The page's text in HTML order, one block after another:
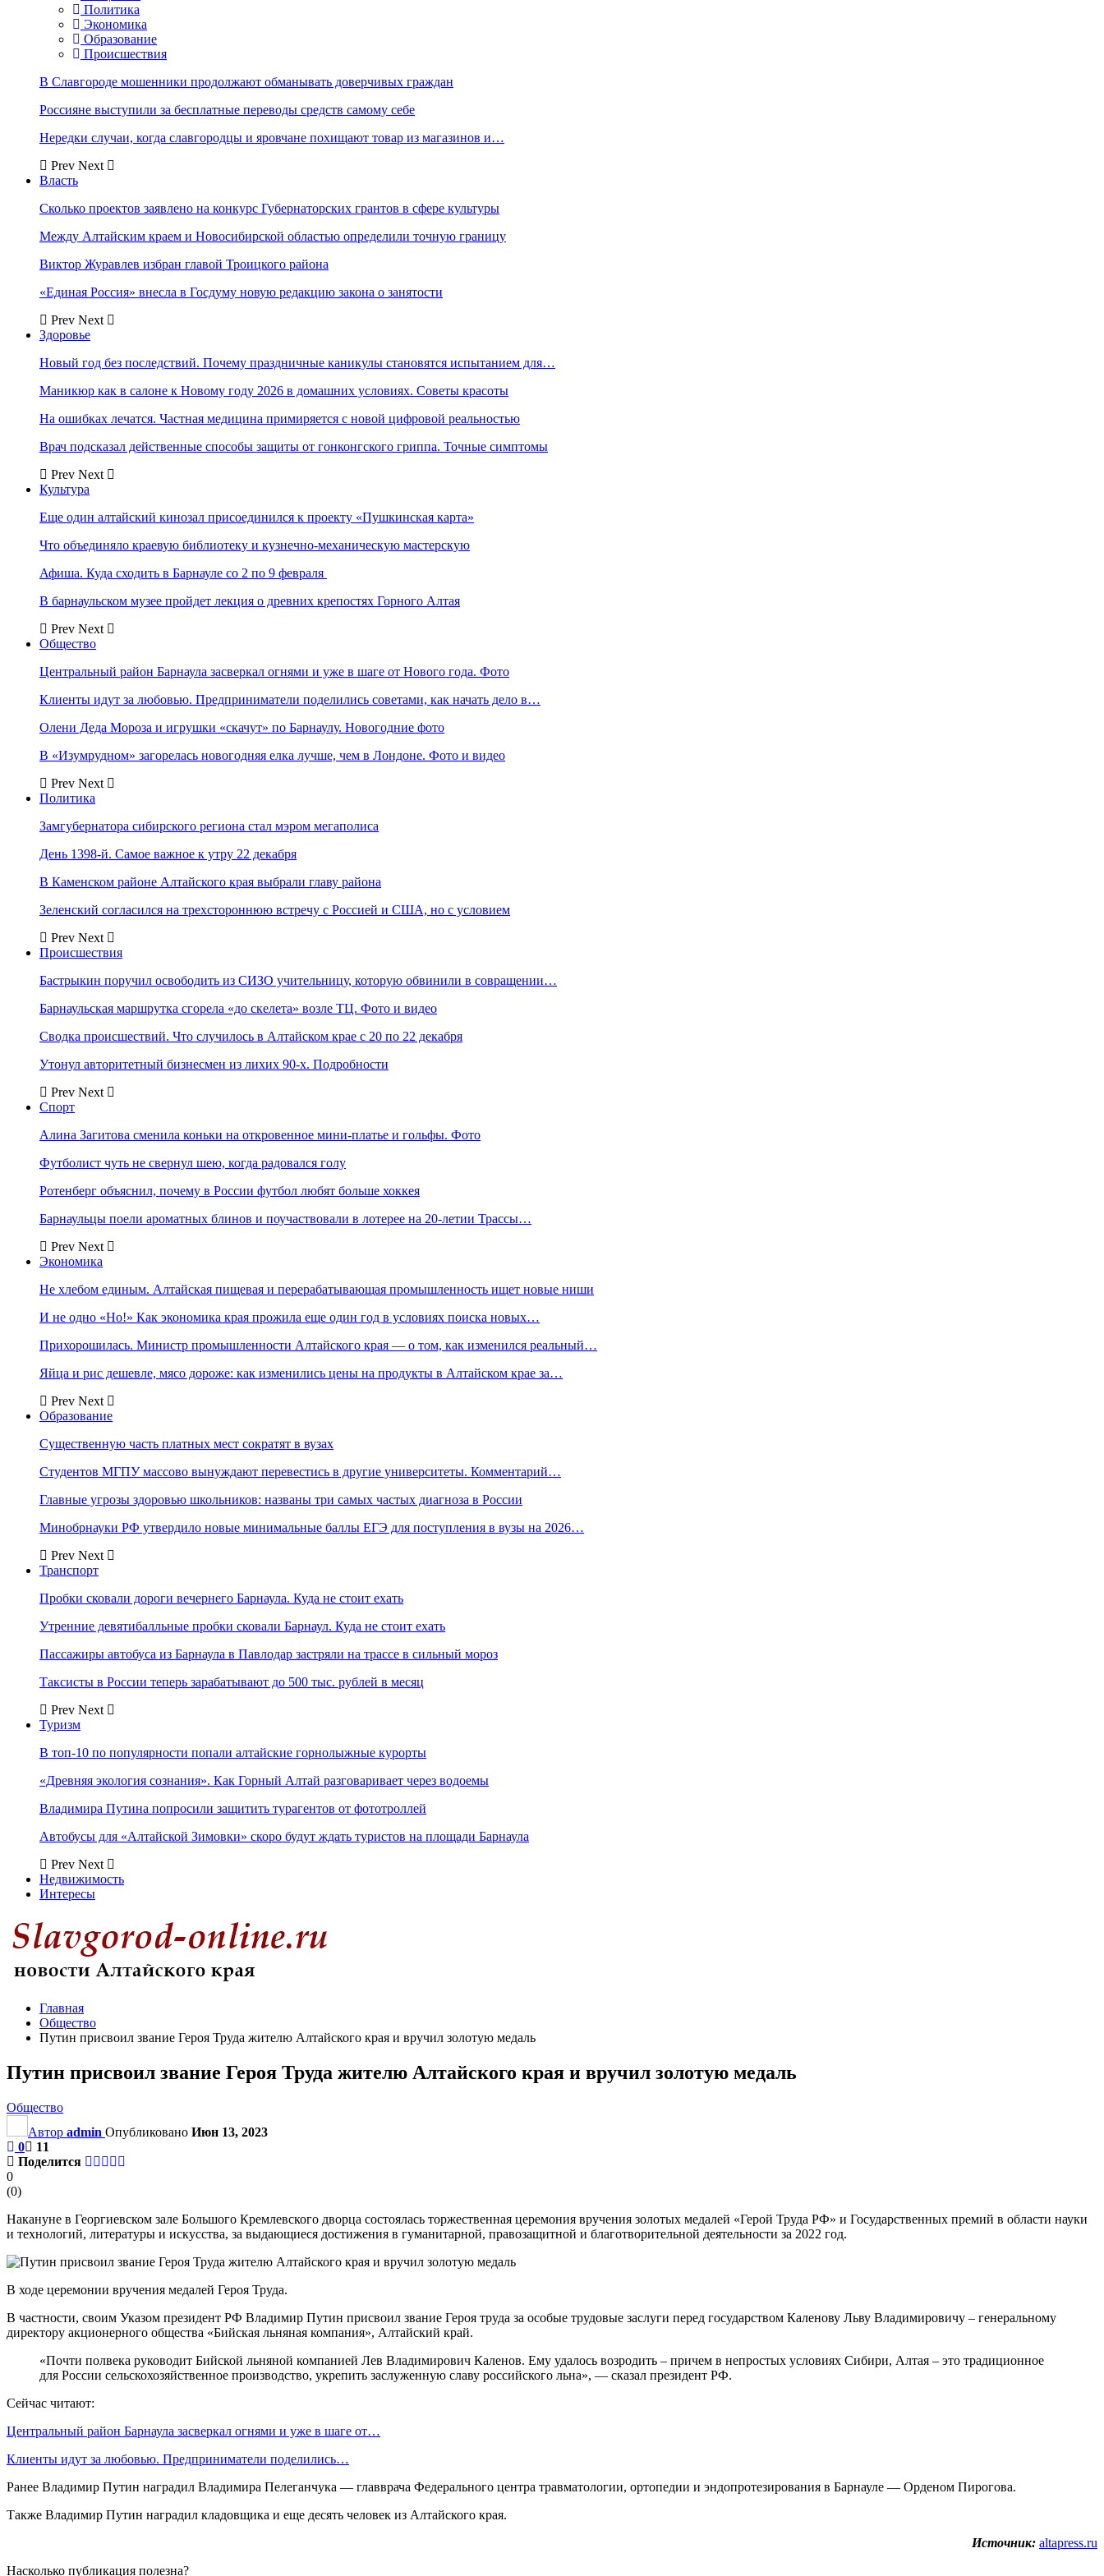
Политика
Экономика
Образование
Происшествия
В Славгороде мошенники продолжают обманывать доверчивых граждан
Россияне выступили за бесплатные переводы средств самому себе
Нередки случаи, когда славгородцы и яровчане похищают товар из магазинов и…
Prev Next
Власть
Сколько проектов заявлено на конкурс Губернаторских грантов в сфере культуры
Между Алтайским краем и Новосибирской областью определили точную границу
Виктор Журавлев избран главой Троицкого района
«Единая Россия» внесла в Госдуму новую редакцию закона о занятости
Prev Next
Здоровье
Новый год без последствий. Почему праздничные каникулы становятся испытанием для…
Маникюр как в салоне к Новому году 2026 в домашних условиях. Советы красоты
На ошибках лечатся. Частная медицина примиряется с новой цифровой реальностью
Врач подсказал действенные способы защиты от гонконгского гриппа. Точные симптомы
Prev Next
Культура
Еще один алтайский кинозал присоединился к проекту «Пушкинская карта»
Что объединяло краевую библиотеку и кузнечно-механическую мастерскую
Афиша. Куда сходить в Барнауле со 2 по 9 февраля
В барнаульском музее пройдет лекция о древних крепостях Горного Алтая
Prev Next
Общество
Центральный район Барнаула засверкал огнями и уже в шаге от Нового года. Фото
Клиенты идут за любовью. Предприниматели поделились советами, как начать дело в…
Олени Деда Мороза и игрушки «скачут» по Барнаулу. Новогодние фото
В «Изумрудном» загорелась новогодняя елка лучше, чем в Лондоне. Фото и видео
Prev Next
Политика
Замгубернатора сибирского региона стал мэром мегаполиса
День 1398-й. Самое важное к утру 22 декабря
В Каменском районе Алтайского края выбрали главу района
Зеленский согласился на трехстороннюю встречу с Россией и США, но с условием
Prev Next
Происшествия
Бастрыкин поручил освободить из СИЗО учительницу, которую обвинили в совращении…
Барнаульская маршрутка сгорела «до скелета» возле ТЦ. Фото и видео
Сводка происшествий. Что случилось в Алтайском крае с 20 по 22 декабря
Утонул авторитетный бизнесмен из лихих 90-х. Подробности
Prev Next
Спорт
Алина Загитова сменила коньки на откровенное мини-платье и гольфы. Фото
Футболист чуть не свернул шею, когда радовался голу
Ротенберг объяснил, почему в России футбол любят больше хоккея
Барнаульцы поели ароматных блинов и поучаствовали в лотерее на 20-летии Трассы…
Prev Next
Экономика
Не хлебом единым. Алтайская пищевая и перерабатывающая промышленность ищет новые ниши
И не одно «Но!» Как экономика края прожила еще один год в условиях поиска новых…
Прихорошилась. Министр промышленности Алтайского края — о том, как изменился реальный…
Яйца и рис дешевле, мясо дороже: как изменились цены на продукты в Алтайском крае за…
Prev Next
Образование
Существенную часть платных мест сократят в вузах
Студентов МГПУ массово вынуждают перевестись в другие университеты. Комментарий…
Главные угрозы здоровью школьников: названы три самых частых диагноза в России
Минобрнауки РФ утвердило новые минимальные баллы ЕГЭ для поступления в вузы на 2026…
Prev Next
Транспорт
Пробки сковали дороги вечернего Барнаула. Куда не стоит ехать
Утренние девятибалльные пробки сковали Барнаул. Куда не стоит ехать
Пассажиры автобуса из Барнаула в Павлодар застряли на трассе в сильный мороз
Таксисты в России теперь зарабатывают до 500 тыс. рублей в месяц
Prev Next
Туризм
В топ-10 по популярности попали алтайские горнолыжные курорты
«Древняя экология сознания». Как Горный Алтай разговаривает через водоемы
Владимира Путина попросили защитить турагентов от фототроллей
Автобусы для «Алтайской Зимовки» скоро будут ждать туристов на площади Барнаула
Prev Next
Недвижимость
Интересы
Главная
Общество
Путин присвоил звание Героя Труда жителю Алтайского края и вручил золотую медаль
Путин присвоил звание Героя Труда жителю Алтайского края и вручил золотую медаль
Общество
Автор admin Опубликовано Июн 13, 2023
0
11
Поделится
0
(0)
Накануне в Георгиевском зале Большого Кремлевского дворца состоялась торжественная церемония вручения золотых медалей «Герой Труда РФ» и Государственных премий в области науки
и технологий, литературы и искусства, за выдающиеся достижения в гуманитарной, правозащитной и благотворительной деятельности за 2022 год.
В ходе церемонии вручения медалей Героя Труда.
В частности, своим Указом президент РФ Владимир Путин присвоил звание Героя труда за особые трудовые заслуги перед государством Каленову Льву Владимировичу – генеральному
директору акционерного общества «Бийская льняная компания», Алтайский край.
«Почти полвека руководит Бийской льняной компанией Лев Владимирович Каленов. Ему удалось возродить – причем в непростых условиях Сибири, Алтая – это традиционное
для России сельскохозяйственное производство, укрепить заслуженную славу российского льна», — сказал президент РФ.
Сейчас читают:
Центральный район Барнаула засверкал огнями и уже в шаге от…
Клиенты идут за любовью. Предприниматели поделились…
Ранее Владимир Путин наградил Владимира Пелеганчука — главврача Федерального центра травматологии, ортопедии и эндопротезирования в Барнауле — Орденом Пирогова.
Также Владимир Путин наградил кладовщика и еще десять человек из Алтайского края.
Источник: altapress.ru
Насколько публикация полезна?